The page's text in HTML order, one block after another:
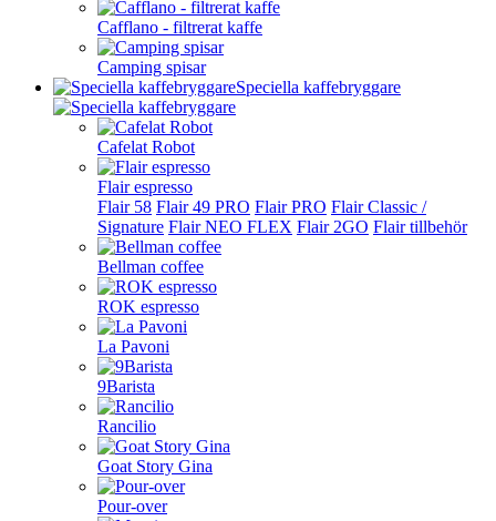
Cafflano - filtrerat kaffe
Camping spisar
Speciella kaffebryggare
Cafelat Robot
Flair espresso
Flair 58 Flair 49 PRO Flair PRO Flair Classic /
Signature Flair NEO FLEX Flair 2GO Flair tillbehör
Bellman coffee
ROK espresso
La Pavoni
9Barista
Rancilio
Goat Story Gina
Pour-over